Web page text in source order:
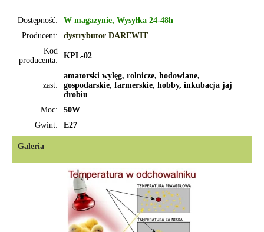
Dostępność:
W magazynie, Wysyłka 24-48h
Producent:
dystrybutor DAREWIT
Kod
producenta:
KPL-02
zast:
amatorski wylęg, rolnicze, hodowlane,
gospodarskie, farmerskie, hobby, inkubacja jaj
drobiu
Moc:
50W
Gwint:
E27
Galeria